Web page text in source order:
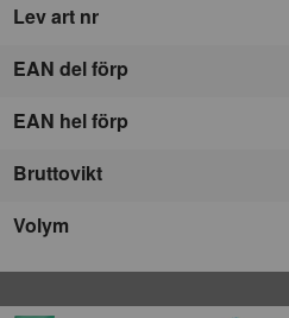
Lev art nr
EAN del förp
EAN hel förp
Bruttovikt
Volym